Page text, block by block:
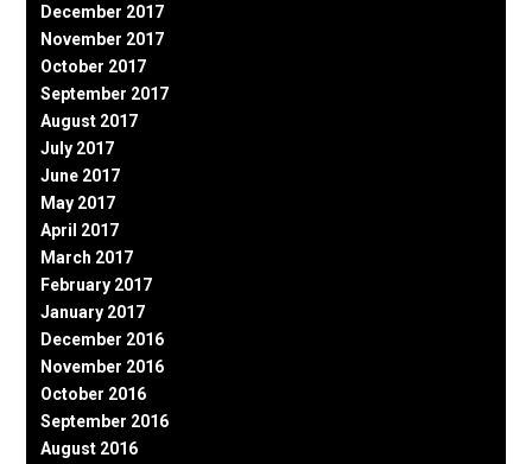
December 2017
November 2017
October 2017
September 2017
August 2017
July 2017
June 2017
May 2017
April 2017
March 2017
February 2017
January 2017
December 2016
November 2016
October 2016
September 2016
August 2016